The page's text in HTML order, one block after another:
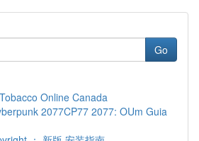
Go
Online Canada
2077CP77 2077: OUm Guia